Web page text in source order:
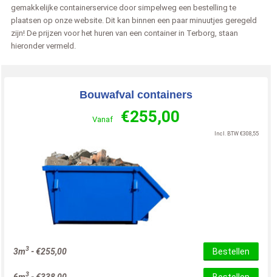
gemakkelijke containerservice door simpelweg een bestelling te
plaatsen op onze website. Dit kan binnen een paar minuutjes geregeld
zijn! De prijzen voor het huren van een container in Terborg, staan
hieronder vermeld.
Bouwafval containers
Vanaf €255,00
Incl. BTW €308,55
3m3 -€255,00 Bestellen
3